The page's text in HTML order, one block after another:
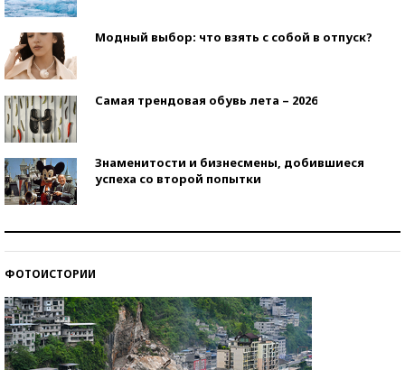
Модный выбор: что взять с собой в отпуск?
Самая трендовая обувь лета – 2026
Знаменитости и бизнесмены, добившиеся
успеха со второй попытки
ФОТОИСТОРИИ